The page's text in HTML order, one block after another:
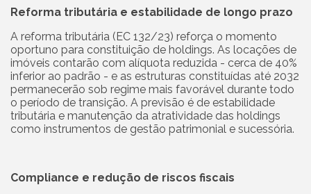
Reforma tributária e estabilidade de longo prazo
A reforma tributária (EC 132/23) reforça o momento
oportuno para constituição de holdings. As locações de
imóveis contarão com alíquota reduzida - cerca de 40%
inferior ao padrão - e as estruturas constituídas até 2032
permanecerão sob regime mais favorável durante todo
o período de transição. A previsão é de estabilidade
tributária e manutenção da atratividade das holdings
como instrumentos de gestão patrimonial e sucessória.
Compliance e redução de riscos fiscais